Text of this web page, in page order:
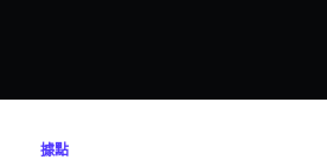
據點